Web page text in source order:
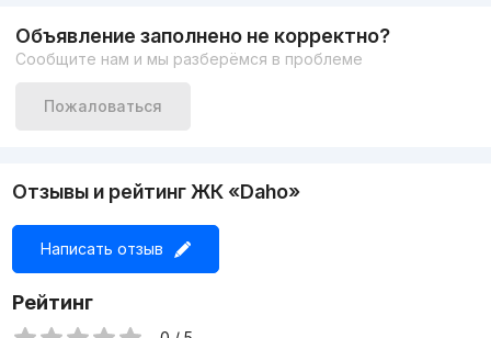
Объявление заполнено не корректно?
Сообщите нам и мы разберёмся в проблеме
Пожаловаться
Отзывы и рейтинг ЖК «Daho»
Написать отзыв
Рейтинг